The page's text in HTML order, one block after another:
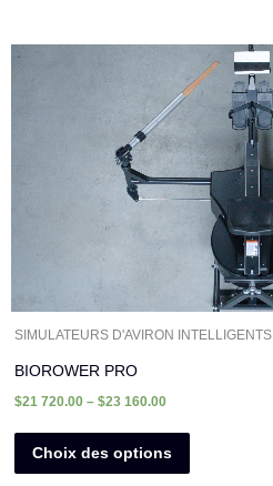
SIMULATEURS D'AVIRON INTELLIGENTS
BIOROWER PRO
$21 720.00– $23 160.00
Choix des options
Ce
produit
plusieurs
variations.
Les
options
peuvent
être
choisies
sur